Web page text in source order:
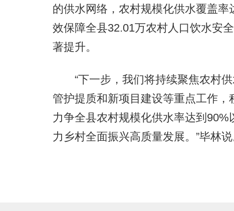
的供水网络，农村规模化供水覆盖
效保障全县32.01万农村人口饮水安
著提升。
“下一步，我们将持续聚焦农村供
管护提质和新项目建设等重点工作，
力争全县农村规模化供水率达到
力乡村全面振兴高质量发展。”毕林